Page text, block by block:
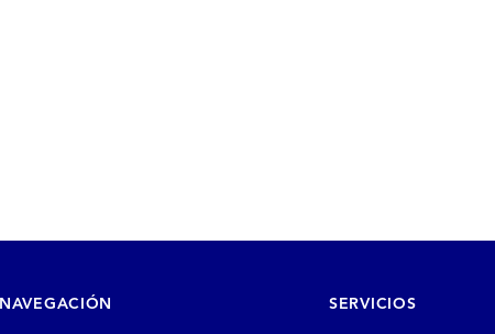
NAVEGACIÓN SERVICIOS